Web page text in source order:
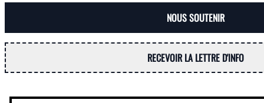
NOUS SOUTENIR
RECEVOIR LA LETTRE D'INFO